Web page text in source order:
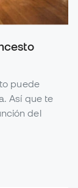
puede
Así que te
del